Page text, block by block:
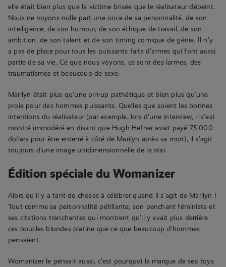
elle était bien plus que la victime brisée que le réalisateur dépeint.
Nous ne voyons nulle part une once de sa personnalité, de son
intelligence, de son humour, de son éthique de travail, de son
ambition, de son talent et de son timing comique de génie. Il n’y
a pas de place pour tous les puissants faits d’armes qui font aussi
partie de sa vie. Ce que nous voyons, ce sont des larmes, des
traumatismes et beaucoup de sexe.
Marilyn était plus qu’une pin-up pathétique et bien plus qu’une
proie pour des hommes puissants. Quelles que soient les bonnes
intentions du réalisateur (par exemple, lors d’une interview, il s’est
montré immodéré en disant que Hugh Hefner avait payé 75 000
dollars pour être enterré à côté de Marilyn après sa mort), il s’agit
toujours d’une image unidimensionnelle de la star.
Édition spéciale du Womanizer
Alors qu’il y a tant de choses à célébrer quand il s’agit de Marilyn !
Tout comme sa personnalité pétillante, son penchant féministe et
ses citations tranchantes qui montrent qu’il y avait plus derrière
ces boucles blondes platine que ce que beaucoup d’hommes
pensaient.
Womanizer le pensait aussi, c’est pourquoi la marque de sex toys